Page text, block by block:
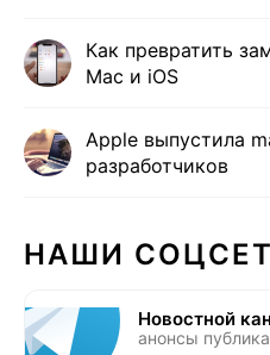
Как превратить
Mac и iOS
Apple выпустила
разработчиков
НАШИ
Новостной
анонсы